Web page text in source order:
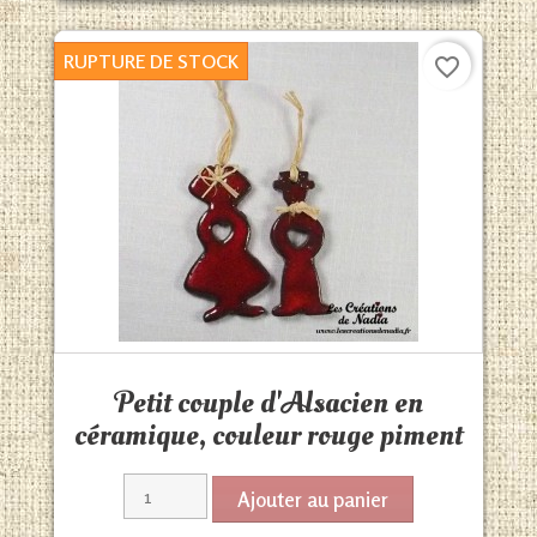
Petit couple d'Alsacien en
céramique, couleur rouge piment
Ajouter au panier
RUPTURE DE STOCK favorite_border